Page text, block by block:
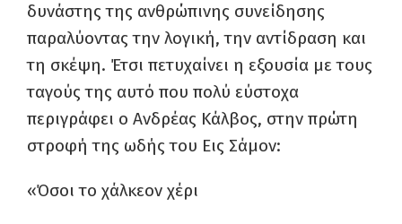
δυνάστης της ανθρώπινης συνείδησης
παραλύοντας την λογική, την αντίδραση και
τη σκέψη. Έτσι πετυχαίνει η εξουσία με τους
ταγούς της αυτό που πολύ εύστοχα
περιγράφει ο Ανδρέας Κάλβος, στην πρώτη
στροφή της ωδής του Εις Σάμον:
«Όσοι το χάλκεον χέρι